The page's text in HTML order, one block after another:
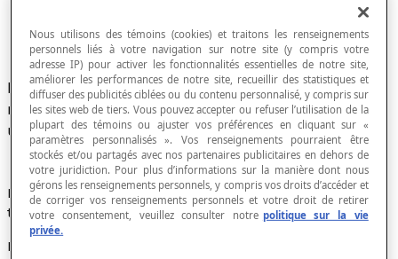
Fonction définie dans l'ensemble des nombres
réels par une relation de la formey=kxoùk est
un nombre réel non nul.
Le graphique d'une fonction de variation directe passe
toujours par l'origine(0, 0) du plan cartésien.
Exemple
Nous utilisons des témoins (cookies) et traitons les renseignements
personnels liés à votre navigation sur notre site (y compris votre
adresse IP) pour activer les fonctionnalités essentielles de notre site,
améliorer les performances de notre site, recueillir des statistiques et
diffuser des publicités ciblées ou du contenu personnalisé, y compris sur
les sites web de tiers. Vous pouvez accepter ou refuser l’utilisation de la
plupart des témoins ou ajuster vos préférences en cliquant sur «
paramètres personnalisés ». Vos renseignements pourraient être
stockés et/ou partagés avec nos partenaires publicitaires en dehors de
votre juridiction. Pour plus d’informations sur la manière dont nous
gérons les renseignements personnels, y compris vos droits d’accéder et
de corriger vos renseignements personnels et votre droit de retirer
votre consentement, veuillez consulter notre politique sur la vie
privée.